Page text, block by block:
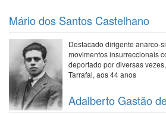
Mário dos Santos Castelhano
Destacado dirigente anarco-
movimentos insurreccionais
deportado por diversas
Tarrafal, aos 44 anos
Adalberto Gastão